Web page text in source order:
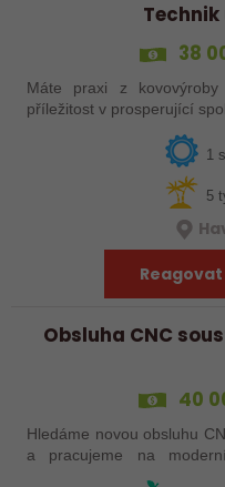
38
Máte praxi z
příležitost v prosperující
1
5
Obsluha CNC
40
Hledáme novou obsluhu
a pracujeme na